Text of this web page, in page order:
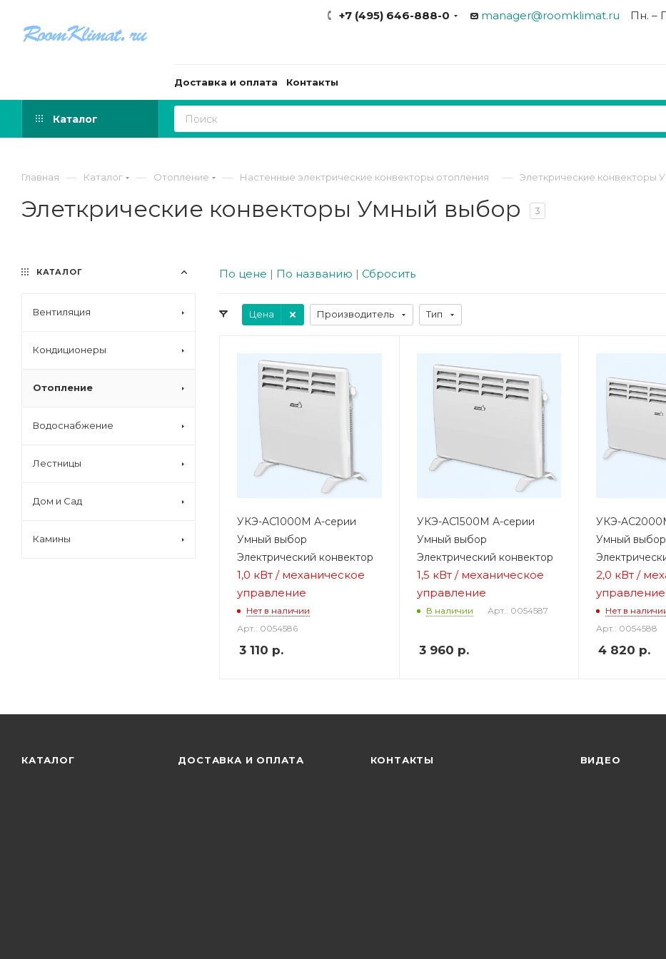
+7 (495) 646-888-0 manager@roomklimat.ru Пн. –
Доставка и оплата Контакты
Каталог
Главная — Каталог — Отопление — Настенные электрические конвекторы отопления — Элеткрические конвекторы
Элеткрические конвекторы Умный выбор 3
По цене | По названию | Сбросить
Цена Производитель Тип
УКЭ-AС1000М А-серии
Умный выбор
Электрический конвектор
1,0 кВт / механическое
управление
Нет в наличии
Арт.: 0054586
3 110 р.
УКЭ-AС1500М А-серии
Умный выбор
Электрический конвектор
1,5 кВт / механическое
управление
В наличии Арт.: 0054587
3 960 р.
УКЭ-
Умный выбор
2,0 кВт /
управление
Нет в
Арт.: 0054588
4 820 р.
КАТАЛОГ
Вентиляция
Кондиционеры
Отопление
Водоснабжение
Лестницы
Дом и Сад
Камины
КАТАЛОГ ДОСТАВКА И ОПЛАТА КОНТАКТЫ ВИДЕО